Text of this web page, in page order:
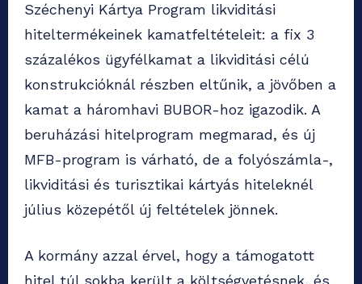
Széchenyi Kártya Program likviditási
hiteltermékeinek kamatfeltételeit: a fix 3
százalékos ügyfélkamat a likviditási célú
konstrukcióknál részben eltűnik, a jövőben a
kamat a háromhavi BUBOR-hoz igazodik. A
beruházási hitelprogram megmarad, és új
MFB-program is várható, de a folyószámla-,
likviditási és turisztikai kártyás hiteleknél
július közepétől új feltételek jönnek.
A kormány azzal érvel, hogy a támogatott